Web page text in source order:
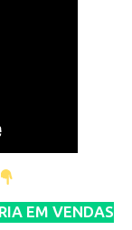
EM VENDAS